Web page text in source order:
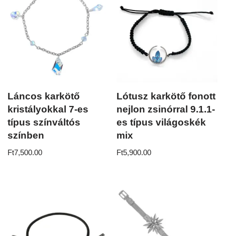
Láncos karkötő
kristályokkal 7-es
típus színváltós
színben
Ft7,500.00
Lótusz karkötő fonott
nejlon zsinórral 9.1.1-
es típus világoskék
mix
Ft5,900.00